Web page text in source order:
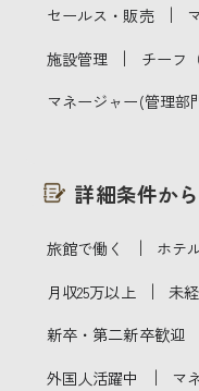
セールス・販売 ｜
施設管理 ｜ チーフ
マネージャー(管理部
詳細条件か
旅館で働く ｜ ホテ
月収25万以上 ｜ 未
新卒・第二新卒歓迎
外国人活躍中 ｜ マ